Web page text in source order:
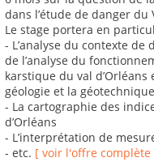
dans l’étude de danger du
Le stage portera en
- L’analyse du contexte
de l’analyse du
karstique du val
géologie et la
- La cartographie des
d’Orléans
- L’interprétation de
- etc. [ voir l'offre complète